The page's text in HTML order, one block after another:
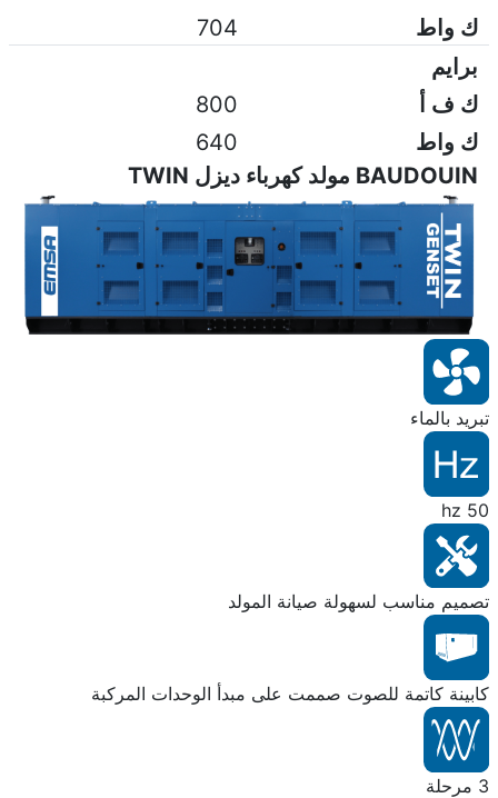
ك واط
704
برايم
ك ف أ
800
ك واط
640
BAUDOUIN مولد كهرباء ديزل TWIN
تبريد بالماء
50 hz
تصميم مناسب لسهولة صيانة المولد
كابينة كاتمة للصوت صممت على مبدأ الوحدات المركبة
3 مرحلة